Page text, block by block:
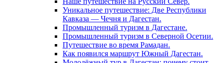
Уникальное путешествие: Две Республики
Кавказа — Чечня и Дагестан.
Промышленный туризм в Дагестане.
Промышленный туризм в Северной Осетии.
Путешествие во время Рамадан.
Как появился маршрут Южный Дагестан.